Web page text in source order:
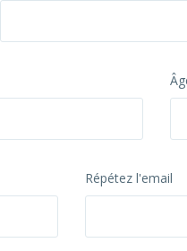
Répétez l'email